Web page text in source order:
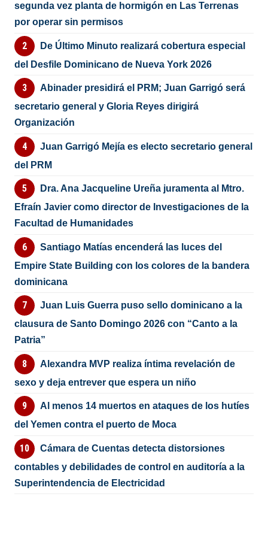
segunda vez planta de hormigón en Las Terrenas
por operar sin permisos
De Último Minuto realizará cobertura especial
del Desfile Dominicano de Nueva York 2026
Abinader presidirá el PRM; Juan Garrigó será
secretario general y Gloria Reyes dirigirá
Organización
Juan Garrigó Mejía es electo secretario general
del PRM
Dra. Ana Jacqueline Ureña juramenta al Mtro.
Efraín Javier como director de Investigaciones de la
Facultad de Humanidades
Santiago Matías encenderá las luces del
Empire State Building con los colores de la bandera
dominicana
Juan Luis Guerra puso sello dominicano a la
clausura de Santo Domingo 2026 con “Canto a la
Patria”
Alexandra MVP realiza íntima revelación de
sexo y deja entrever que espera un niño
Al menos 14 muertos en ataques de los hutíes
del Yemen contra el puerto de Moca
Cámara de Cuentas detecta distorsiones
contables y debilidades de control en auditoría a la
Superintendencia de Electricidad